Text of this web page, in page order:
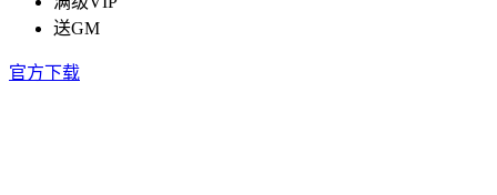
送GM
官方下载